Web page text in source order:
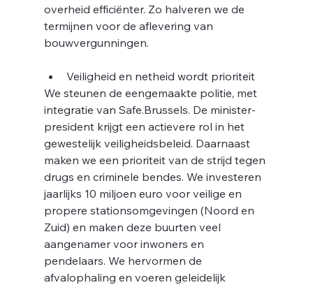
o
overheid efficiënter. Zo halveren we de
termijnen voor de aflevering van
bouwvergunningen.
Veiligheid en netheid wordt prioriteit
We steunen de eengemaakte politie, met
integratie van Safe.Brussels. De minister-
president krijgt een actievere rol in het
gewestelijk veiligheidsbeleid. Daarnaast
maken we een prioriteit van de strijd tegen
drugs en criminele bendes. We investeren
jaarlijks 10 miljoen euro voor veilige en
propere stationsomgevingen (Noord en
Zuid) en maken deze buurten veel
aangenamer voor inwoners en
pendelaars. We hervormen de
afvalophaling en voeren geleidelijk